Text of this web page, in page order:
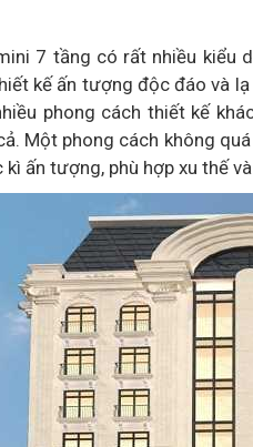
7 tầng có rất nhiều kiểu
kế ấn tượng độc đáo và
phong cách thiết kế
Một phong cách không
ấn tượng, phù hợp xu thế